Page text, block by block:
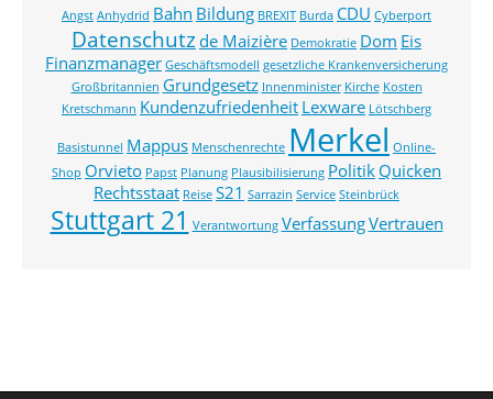
Angst Anhydrid Bahn Bildung BREXIT Burda CDU Cyberport
Datenschutzde Maizière Demokratie Dom Eis
Finanzmanager Geschäftsmodell gesetzliche Krankenversicherung
Großbritannien Grundgesetz Innenminister Kirche Kosten
Kretschmann KundenzufriedenheitLexware Lötschberg
Basistunnel Mappus Menschenrechte Merkel Online-
Shop Orvieto Papst Planung Plausibilisierung PolitikQuicken
Rechtsstaat Reise S21 Sarrazin Service Steinbrück
Stuttgart 21 Verantwortung VerfassungVertrauen